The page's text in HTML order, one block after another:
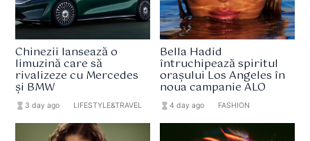
Chinezii lansează o
limuzină care să
rivalizeze cu Mercedes
și BMW
hourglass_full 3 day ago LIFESTYLE&TRAVEL
Bella Hadid
întruchipează spiritul
orașului Los Angeles în
noua campanie ALO
hourglass_full 4 day ago FASHION